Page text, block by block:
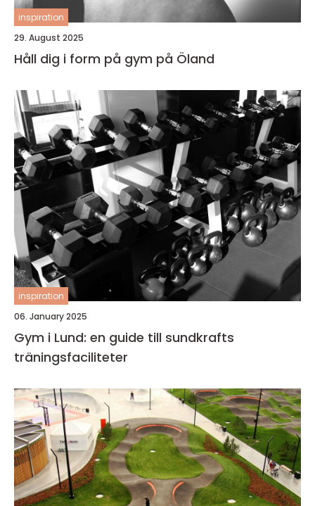
inspiration
29. August 2025
Håll dig i form på gym på Öland
inspiration
06. January 2025
Gym i Lund: en guide till sundkrafts
träningsfaciliteter